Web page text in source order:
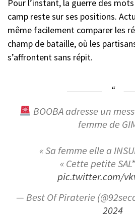
Pour l’instant, la guerre des
camp reste sur ses positions.
même facilement comparer les
champ de bataille, où les
s’affrontent sans répit.
BOOBA adresse un
femme de
« Sa femme elle a
« Cette petite
pic.twitter.com/
— Best Of Piraterie
2024